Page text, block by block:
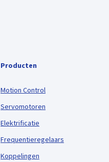
Producten
Motion Control
Servomotoren
Elektrificatie
Frequentieregelaars
Koppelingen